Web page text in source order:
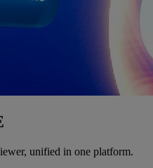
unified in one platform.